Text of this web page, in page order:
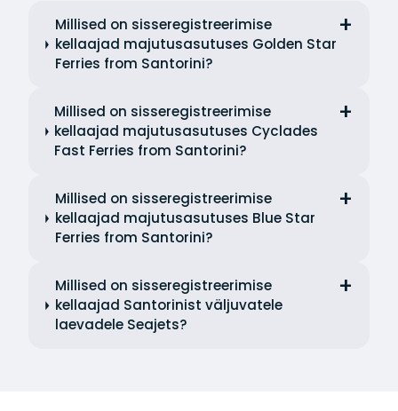
Millised on sisseregistreerimise
kellaajad majutusasutuses Golden Star
Ferries from Santorini?
Millised on sisseregistreerimise
kellaajad majutusasutuses Cyclades
Fast Ferries from Santorini?
Millised on sisseregistreerimise
kellaajad majutusasutuses Blue Star
Ferries from Santorini?
Millised on sisseregistreerimise
kellaajad Santorinist väljuvatele
laevadele Seajets?